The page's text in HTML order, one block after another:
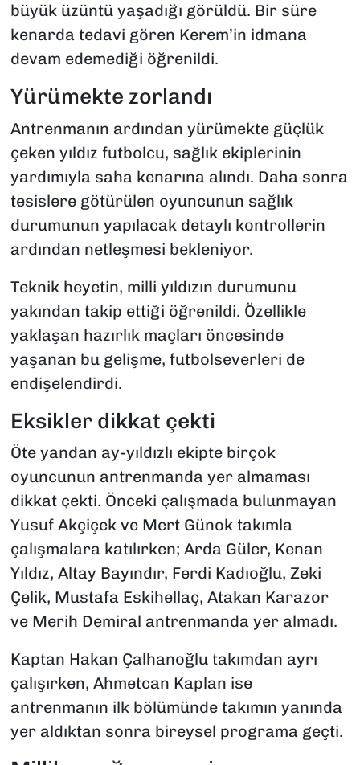
büyük üzüntü yaşadığı görüldü. Bir süre
kenarda tedavi gören Kerem’in idmana
devam edemediği öğrenildi.
Yürümekte zorlandı
Antrenmanın ardından yürümekte güçlük
çeken yıldız futbolcu, sağlık ekiplerinin
yardımıyla saha kenarına alındı. Daha sonra
tesislere götürülen oyuncunun sağlık
durumunun yapılacak detaylı kontrollerin
ardından netleşmesi bekleniyor.
Teknik heyetin, milli yıldızın durumunu
yakından takip ettiği öğrenildi. Özellikle
yaklaşan hazırlık maçları öncesinde
yaşanan bu gelişme, futbolseverleri de
endişelendirdi.
Eksikler dikkat çekti
Öte yandan ay-yıldızlı ekipte birçok
oyuncunun antrenmanda yer almaması
dikkat çekti. Önceki çalışmada bulunmayan
Yusuf Akçiçek ve Mert Günok takımla
çalışmalara katılırken; Arda Güler, Kenan
Yıldız, Altay Bayındır, Ferdi Kadıoğlu, Zeki
Çelik, Mustafa Eskihellaç, Atakan Karazor
ve Merih Demiral antrenmanda yer almadı.
Kaptan Hakan Çalhanoğlu takımdan ayrı
çalışırken, Ahmetcan Kaplan ise
antrenmanın ilk bölümünde takımın yanında
yer aldıktan sonra bireysel programa geçti.